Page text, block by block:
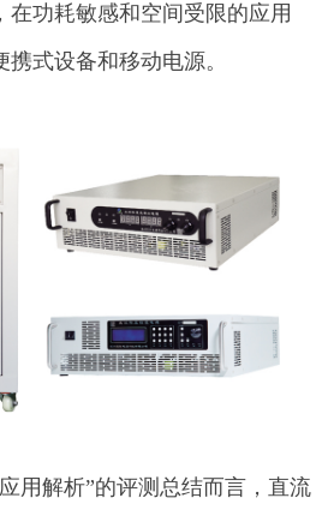
在功耗敏感和空间受限的应用
式设备和移动电源。
用解析”的评测总结而言，直流